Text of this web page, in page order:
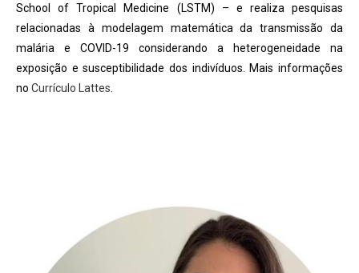
School of Tropical Medicine (LSTM) – e realiza pesquisas
relacionadas à modelagem matemática da transmissão da
malária e COVID-19 considerando a heterogeneidade na
exposição e susceptibilidade dos indivíduos. Mais informações
no Currículo Lattes